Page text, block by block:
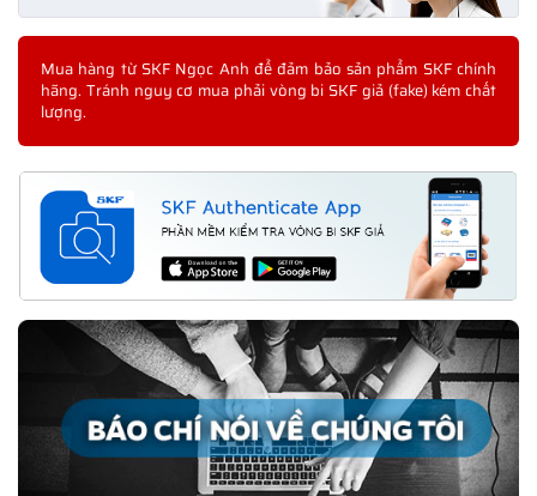
Mua hàng từ SKF Ngọc Anh để đảm bảo sản phẩm SKF chính
hãng. Tránh nguy cơ mua phải vòng bi SKF giả (fake) kém chất
lượng.